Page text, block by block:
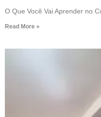
O Que Você Vai Aprender no
Read More »